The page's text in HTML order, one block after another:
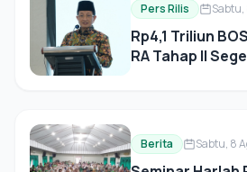
Pers Rilis
Rp4,1 Triliun
RA Tahap II
Berita Sabtu, 8